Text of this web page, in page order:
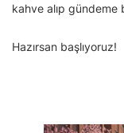
kahve alıp gündeme
Hazırsan başlıyoruz!